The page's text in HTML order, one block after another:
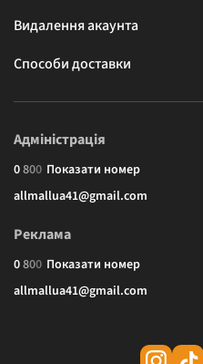
Видалення акаунта
Способи доставки
Адміністрація
0800 Показати номер
allmallua41@gmail.com
Реклама
0800 Показати номер
allmallua41@gmail.com